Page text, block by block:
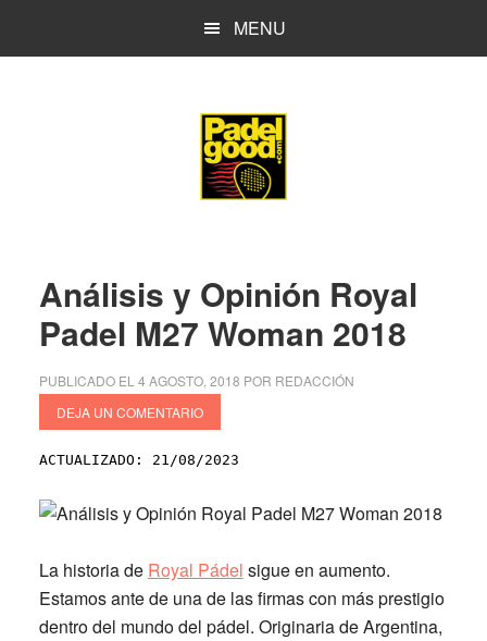
MENU
Análisis y Opinión Royal
Padel M27 Woman 2018
PUBLICADO EL 4 AGOSTO, 2018 POR REDACCIÓN
DEJA UN COMENTARIO
ACTUALIZADO: 21/08/2023
La historia de Royal Pádel sigue en aumento.
Estamos ante de una de las firmas con más prestigio
dentro del mundo del pádel. Originaria de Argentina,